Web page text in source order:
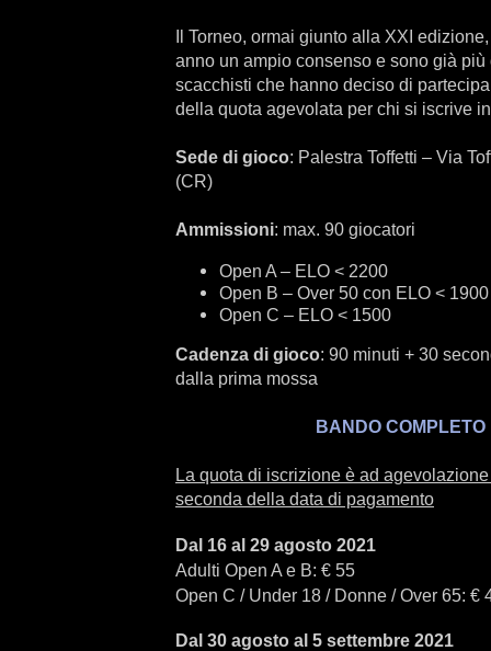
Il Torneo, ormai giunto alla XXI
anno un ampio consenso e sono già più
scacchisti che hanno deciso di
della quota agevolata per chi si iscrive
Sede di gioco: Palestra Toffetti – Via
(CR)
Ammissioni: max. 90 giocatori
Open A – ELO < 2200
Open B – Over 50 con ELO < 1900
Open C – ELO < 1500
Cadenza di gioco: 90 minuti + 30
dalla prima mossa
BANDO COMPLETO
La quota di iscrizione è ad
seconda della data di pagamento
Dal 16 al 29 agosto 2021
Adulti Open A e B: € 55
Open C / Under 18 / Donne / Over 65: €
Dal 30 agosto al 5 settembre 2021